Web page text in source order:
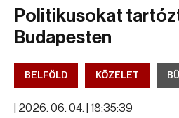
Politikusokat
Budapesten
BELFÖLD KÖZÉLET
2026. 06. 04. | 18:35:39